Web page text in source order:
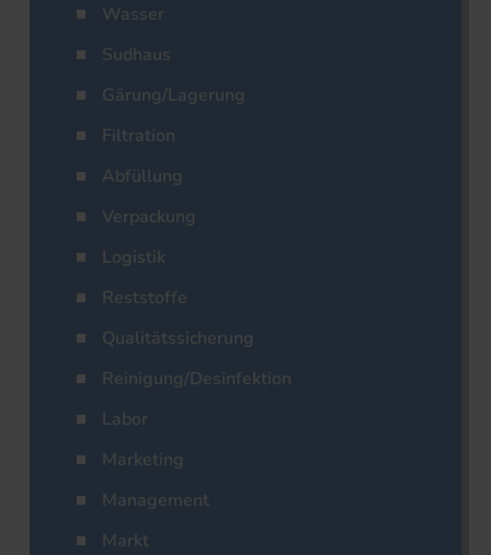
Wasser
Sudhaus
Gärung/Lagerung
Filtration
Abfüllung
Verpackung
Logistik
Reststoffe
Qualitätssicherung
Reinigung/Desinfektion
Labor
Marketing
Management
Markt